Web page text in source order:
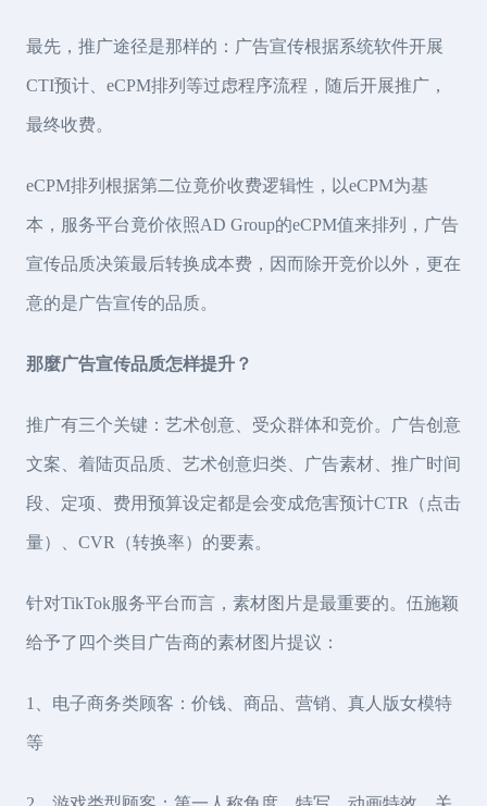
最先，推广途径是那样的：广告宣传根据系统软件开展
CTI预计、eCPM排列等过虑程序流程，随后开展推广，
最终收费。
eCPM排列根据第二位竟价收费逻辑性，以eCPM为基
本，服务平台竟价依照AD Group的eCPM值来排列，广告
宣传品质决策最后转换成本费，因而除开竞价以外，更在
意的是广告宣传的品质。
那麼广告宣传品质怎样提升？
推广有三个关键：艺术创意、受众群体和竞价。广告创意
文案、着陆页品质、艺术创意归类、广告素材、推广时间
段、定项、费用预算设定都是会变成危害预计CTR（点击
量）、CVR（转换率）的要素。
针对TikTok服务平台而言，素材图片是最重要的。伍施颖
给予了四个类目广告商的素材图片提议：
1、电子商务类顾客：价钱、商品、营销、真人版女模特
等